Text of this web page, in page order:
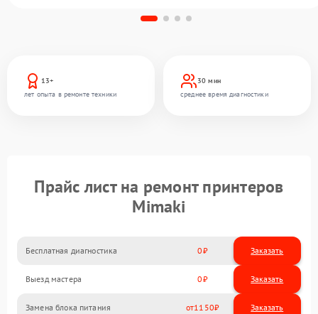
13+
лет опыта в ремонте техники
30 мин
среднее время диагностики
Прайс лист на ремонт принтеров
Mimaki
Бесплатная диагностика 0 Заказать
Выезд мастера 0 Заказать
Замена блока питания 1150